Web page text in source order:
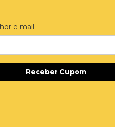
e-mail
Receber Cupom